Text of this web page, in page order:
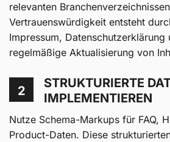
ChatGPT SEO und die Zukunft
Marketings
relevanten
Vertrauenswürdigkeit entsteht
Impressum, Datenschutzerklärung
regelmäßige Aktualisierung von
2
STRUKTURIERTE
IMPLEMENTIEREN
Nutze Schema-Markups für FAQ,
Product-Daten. Diese